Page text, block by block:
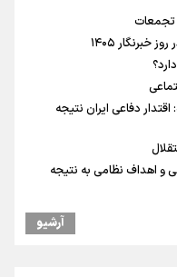
۱۴۰۵
دفاعی ایران نتیجه
و اهداف نظامی به نتیجه
را با بمب اتم کشتند بدون
آرشیو